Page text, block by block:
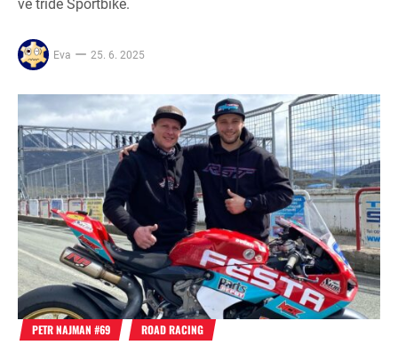
ve třídě Sportbike.
Eva 25. 6. 2025
PETR NAJMAN #69 ROAD RACING